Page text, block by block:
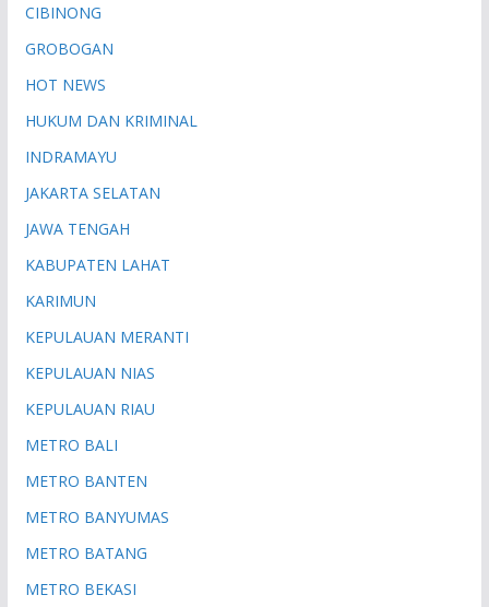
CIBINONG
GROBOGAN
HOT NEWS
HUKUM DAN KRIMINAL
INDRAMAYU
JAKARTA SELATAN
JAWA TENGAH
KABUPATEN LAHAT
KARIMUN
KEPULAUAN MERANTI
KEPULAUAN NIAS
KEPULAUAN RIAU
METRO BALI
METRO BANTEN
METRO BANYUMAS
METRO BATANG
METRO BEKASI